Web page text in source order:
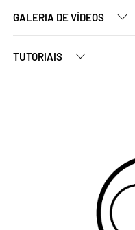
GALERIA DE VÍDEOS
TUTORIAIS